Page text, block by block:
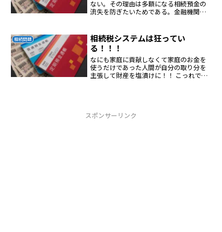
ない。その理由は多額になる相続預金の
流失を防ぎたいためである。金融機関は
る弁護士の仕事を作るためと預金の流失
を防ぐため。本家相続人は...
相続問題
相続税システムは狂ってい
る！！！
なにも家庭に貢献しなくて家庭のお金を
使うだけであった人間が自分の取り分を
主張して財産を塩漬けに！！ こっれで利
スポンサーリンク